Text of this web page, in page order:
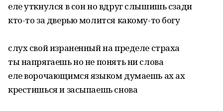
еле уткнулся в сон но вдруг слышишь сзади
кто-то за дверью молится какому-то богу
слух свой израненный на пределе страха
ты напрягаешь но не понять ни слова
еле ворочающимся языком думаешь ах ах
крестишься и засыпаешь снова